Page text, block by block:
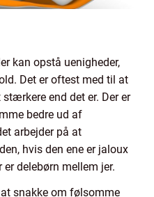
kan opstå uenigheder,
Det er oftest med til at
end det er. Der er
bedre ud af
arbejder på at
hvis den ene er jaloux
er delebørn mellem jer.
snakke om følsomme